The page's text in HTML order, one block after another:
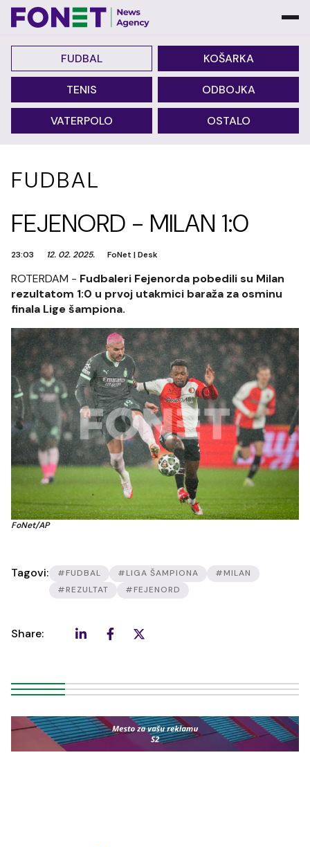
FUDBAL KOŠARKA
TENIS ODBOJKA
VATERPOLO OSTALO
FUDBAL
FEJENORD - MILAN 1:0
23:03 12. 02. 2025. FoNet |Desk
ROTERDAM - Fudbaleri Fejenorda pobedili su Milan
rezultatom 1:0 u prvoj utakmici baraža za osminu
finala Lige šampiona.
FoNet/AP
Tagovi: #FUDBAL #LIGA ŠAMPIONA
#MILAN
#REZULTAT
#FEJENORD
Share: